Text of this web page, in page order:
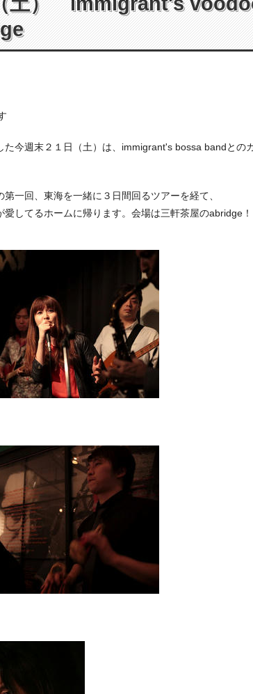
た今週末２１日（土）は、immigrant's bossa bandと
第一回、東海を一緒に３日間回るツアーを経て、
愛してるホームに帰ります。会場は三軒茶屋のabridge